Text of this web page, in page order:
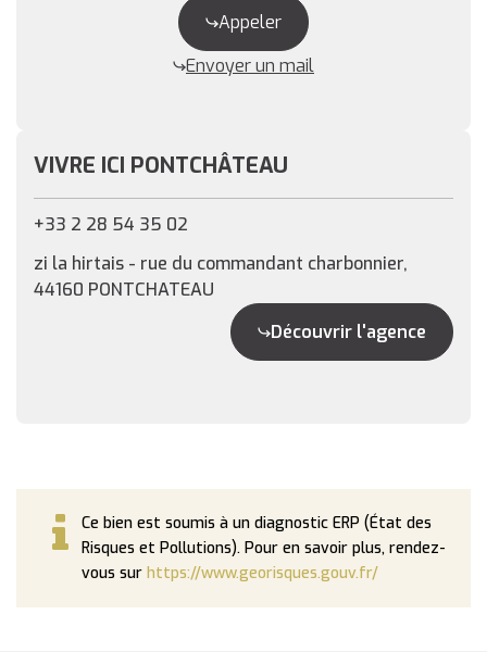
Appeler
Envoyer un mail
VIVRE ICI PONTCHÂTEAU
+33 2 28 54 35 02
zi la hirtais - rue du commandant charbonnier,
44160 PONTCHATEAU
Découvrir l'agence
Ce bien est soumis à un diagnostic ERP (État des
Risques et Pollutions). Pour en savoir plus, rendez-
vous sur https://www.georisques.gouv.fr/